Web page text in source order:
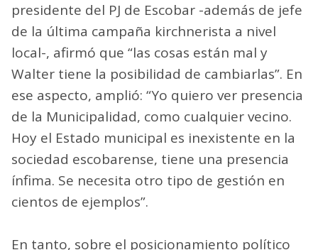
presidente del PJ de Escobar -además de jefe
de la última campaña kirchnerista a nivel
local-, afirmó que “las cosas están mal y
Walter tiene la posibilidad de cambiarlas”. En
ese aspecto, amplió: “Yo quiero ver presencia
de la Municipalidad, como cualquier vecino.
Hoy el Estado municipal es inexistente en la
sociedad escobarense, tiene una presencia
ínfima. Se necesita otro tipo de gestión en
cientos de ejemplos”.
En tanto, sobre el posicionamiento político